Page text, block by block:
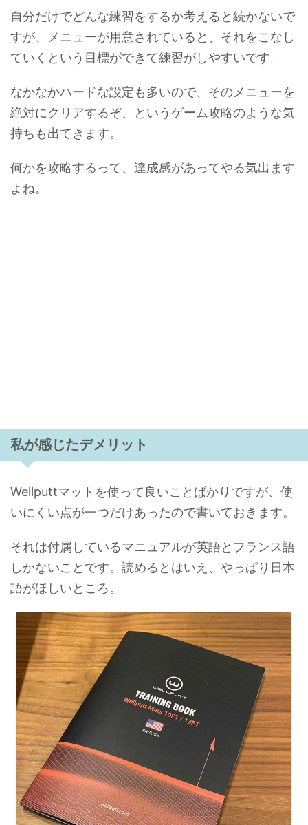
自分だけでどんな練習をするか考えると続かないで
すが、メニューが用意されていると、それをこなし
ていくという目標ができて練習がしやすいです。
なかなかハードな設定も多いので、そのメニューを
絶対にクリアするぞ、というゲーム攻略のような気
持ちも出てきます。
何かを攻略するって、達成感があってやる気出ます
よね。
私が感じたデメリット
Wellputtマットを使って良いことばかりですが、使
いにくい点が一つだけあったので書いておきます。
それは付属しているマニュアルが英語とフランス語
しかないことです。読めるとはいえ、やっぱり日本
語がほしいところ。